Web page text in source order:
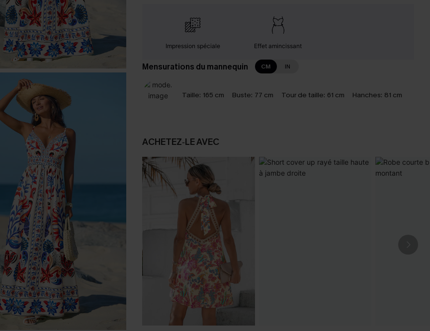
Impression spéciale Effet amincissant
Mensurations du mannequin CM IN
Taille: 165 cm Buste: 77 cm Tour de taille: 61 cm Hanches: 81 cm
ACHETEZ‑LE AVEC